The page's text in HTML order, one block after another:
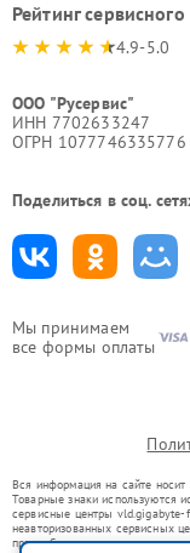
Мы принимаем
все формы оплаты
Рейтинг
4.9-5.0
ООО "Русервис"
ИНН 7702633247
ОГРН 1077746335776
Поделиться в соц.
Вся информация на сайте
Товарные знаки используются
сервисные центры vld.gigabyte-
неавторизованных сервисных
правообладателями товарных